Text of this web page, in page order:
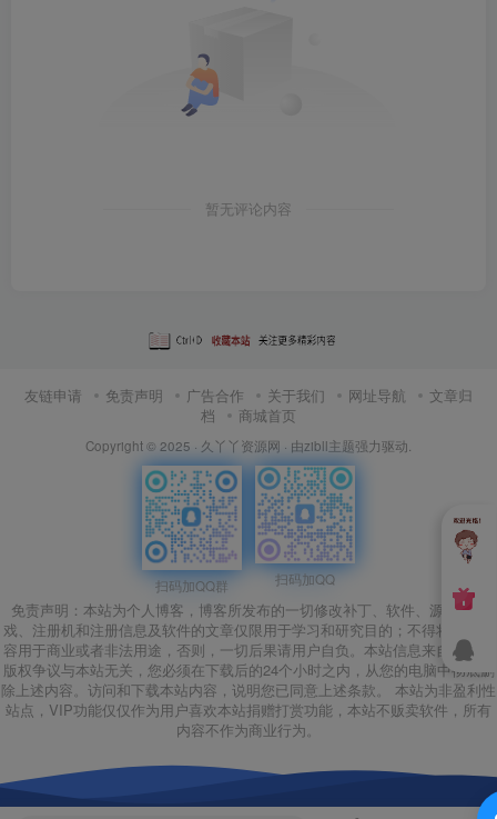
暂无评论内容
友链申请 免责声明 广告合作 关于我们 网址导航
文章归
档
商城首页
Copyright © 2025 · 久丫丫资源网 · 由zibll主题强力驱动.
扫码加QQ群 扫码加QQ
免责声明：本站为个人博客，博客所发布的一切修改补丁、软件、源码、游
戏、注册机和注册信息及软件的文章仅限用于学习和研究目的；不得将上述内
容用于商业或者非法用途，否则，一切后果请用户自负。本站信息来自网络，
版权争议与本站无关，您必须在下载后的24个小时之内，从您的电脑中彻底删
除上述内容。访问和下载本站内容，说明您已同意上述条款。 本站为非盈利性
站点，VIP功能仅仅作为用户喜欢本站捐赠打赏功能，本站不贩卖软件，所有
内容不作为商业行为。